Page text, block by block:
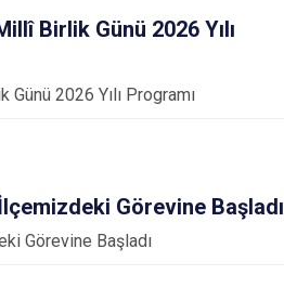
Karşıyaka
Kiraz
Konak
Urla
Birlik Günü 2026 Yılı
2026 Yılı Programı
Görevine Başladı
Görevine Başladı